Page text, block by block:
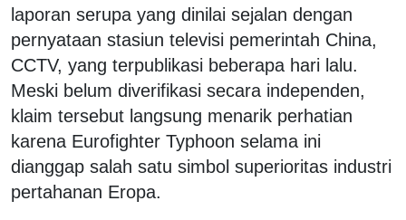
laporan serupa yang dinilai sejalan dengan
pernyataan stasiun televisi pemerintah China,
CCTV, yang terpublikasi beberapa hari lalu.
Meski belum diverifikasi secara independen,
klaim tersebut langsung menarik perhatian
karena Eurofighter Typhoon selama ini
dianggap salah satu simbol superioritas industri
pertahanan Eropa.